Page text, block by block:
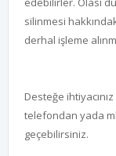
silinmesi
derhal işleme
Desteğe
telefondan yada
geçebilirsiniz.